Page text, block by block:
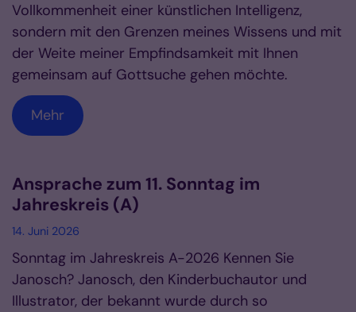
Vollkommenheit einer künstlichen Intelligenz,
sondern mit den Grenzen meines Wissens und mit
der Weite meiner Empfindsamkeit mit Ihnen
gemeinsam auf Gottsuche gehen möchte.
Mehr
Ansprache zum 11. Sonntag im
Jahreskreis (A)
14. Juni 2026
Sonntag im Jahreskreis A-2026 Kennen Sie
Janosch? Janosch, den Kinderbuchautor und
Illustrator, der bekannt wurde durch so